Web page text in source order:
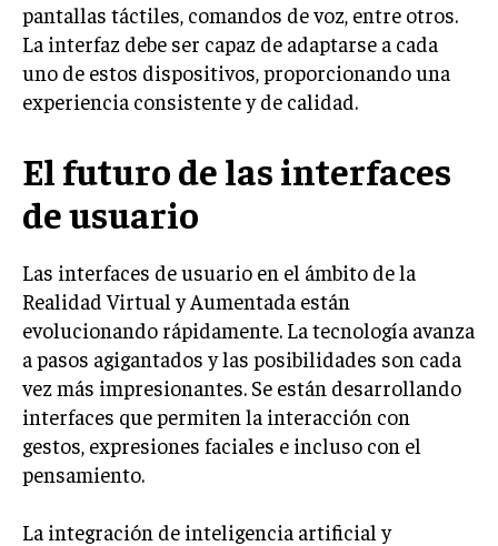
pantallas táctiles, comandos de voz, entre otros.
La interfaz debe ser capaz de adaptarse a cada
uno de estos dispositivos, proporcionando una
experiencia consistente y de calidad.
El futuro de las interfaces
de usuario
Las interfaces de usuario en el ámbito de la
Realidad Virtual y Aumentada están
evolucionando rápidamente. La tecnología avanza
a pasos agigantados y las posibilidades son cada
vez más impresionantes. Se están desarrollando
interfaces que permiten la interacción con
gestos, expresiones faciales e incluso con el
pensamiento.
La integración de inteligencia artificial y